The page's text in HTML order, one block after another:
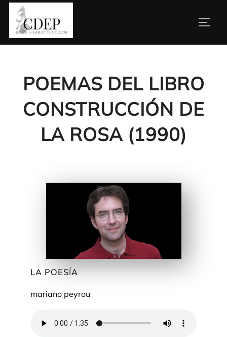
Saltar
contenido
POEMAS DEL LIBRO
CONSTRUCCIÓN DE
LA ROSA (1990)
LA POESÍA
mariano peyrou